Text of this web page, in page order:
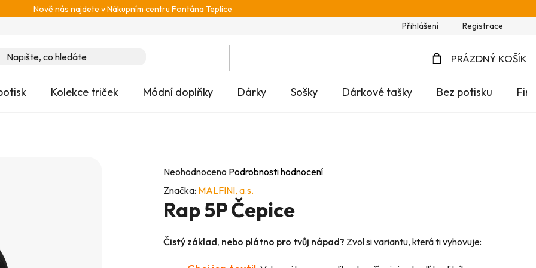
Nově nás najdete v Nákupním centru Fontána Teplice
Přihlášení Registrace
PRÁZDNÝ KOŠÍK
Kolekce triček Módní doplňky Dárky Sošky Dárkové tašky Bez potisku
Průměrné
hodnocení
produktu
je
0,0
Neohodnoceno Podrobnosti hodnocení
Značka: MALFINI, a.s.
Rap 5P Čepice
Čistý základ, nebo plátno pro tvůj nápad? Zvol si variantu, která ti vyhovuje: